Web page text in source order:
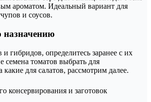
ароматом. Идеальный вариант для
и соусов.
гибридов, определитесь заранее с их
семена томатов выбрать для
какие для салатов, рассмотрим далее.
консервирования и заготовок